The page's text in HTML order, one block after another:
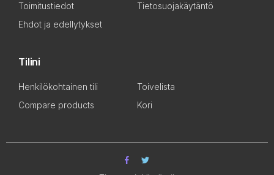
Toimitustiedot
Tietosuojakäytäntö
Ehdot ja edellytykset
Tilini
Henkilökohtainen tili
Toivelista
Compare products
Kori